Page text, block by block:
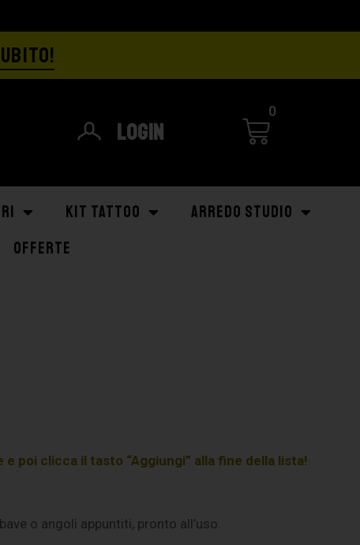
Login
0
KIT TATTOO
ARREDO STUDIO
OFFERTE
poi clicca il tasto “Aggiungi” alla fine della lista!
o angoli appuntiti, pronto all’uso.